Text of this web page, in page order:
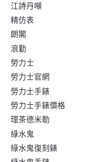
江詩丹噸
精仿表
朗閣
浪勤
勞力士
勞力士官網
勞力士手錶
勞力士手錶價格
理茶德米勒
綠水鬼
綠水鬼復刻錶